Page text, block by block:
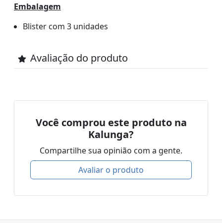
Embalagem
Blister com 3 unidades
Avaliação do produto
Você comprou este produto na
Kalunga?
Compartilhe sua opinião com a gente.
Avaliar o produto